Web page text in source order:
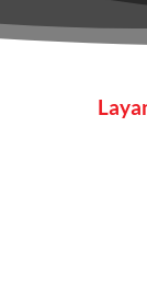
maupun
hiburan
pengguna
stabil,